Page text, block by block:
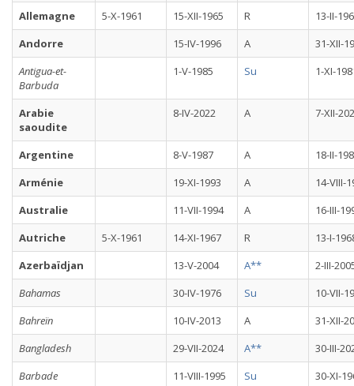
Allemagne
5-X-1961 15-XII-1965 R
13-II-
Andorre
15-IV-1996 A
31-XII-
Antigua-et-
Barbuda
1-V-1985 Su 1-XI-
Arabie
saoudite
8-IV-2022 A 7-XII-
Argentine 8-V-1987 A
18-II-
Arménie
19-XI-1993 A
14-VIII-
Australie
11-VII-1994 A
16-III-
Autriche
5-X-1961 14-XI-1967 R
13-I-
Azerbaïdjan
13-V-2004 A**
2-III-
Bahamas
30-IV-1976 Su
10-VII-
Bahreïn
10-IV-2013 A
31-XII-
Bangladesh
29-VII-2024 A**
30-III-
Barbade
11-VIII-1995 Su
30-XI-